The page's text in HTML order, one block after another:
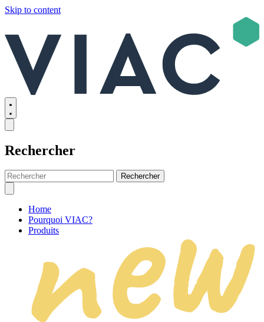
Skip to content
Rechercher
Rechercher
Home
Pourquoi VIAC?
Produits